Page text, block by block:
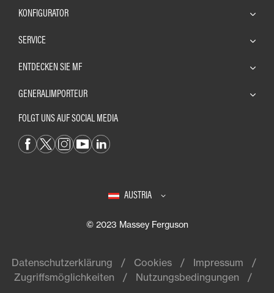
KONFIGURATOR
SERVICE
ENTDECKEN SIE MF
GENERALIMPORTEUR
FOLGT UNS AUF SOCIAL MEDIA
AUSTRIA
© 2023 Massey Ferguson
Datenschutzerklärung Cookies
Impressum
Zugriffsmöglichkeiten
Nutzungsbedingungen